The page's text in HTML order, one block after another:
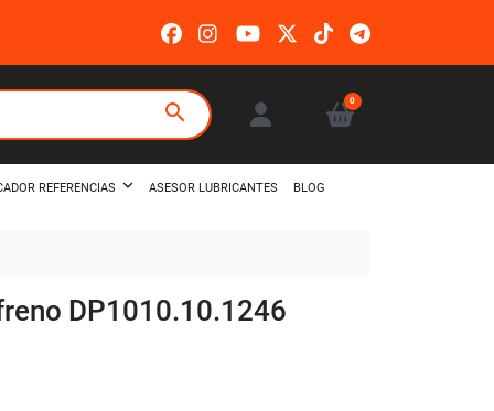
search 0
REFERENCIAS ASESOR LUBRICANTES BLOG
DP1010.10.1246